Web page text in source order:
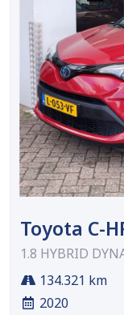
Toyota C-
1.8 HYBRID
134.321 km
2020